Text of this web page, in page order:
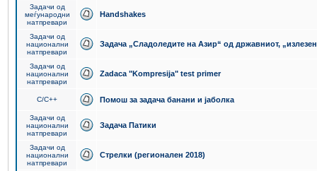
Задачи од
меѓународни
натпревари
Handshakes
Задачи од
национални
натпревари
Задача „Сладоледите на Азир“ од државниот,
Задачи од
национални
натпревари
Zadaca "Kompresija" test primer
C/C++ Помош за задача банани и јаболка
Задачи од
национални
натпревари
Задача Патики
Задачи од
национални
натпревари
Стрелки (регионален 2018)